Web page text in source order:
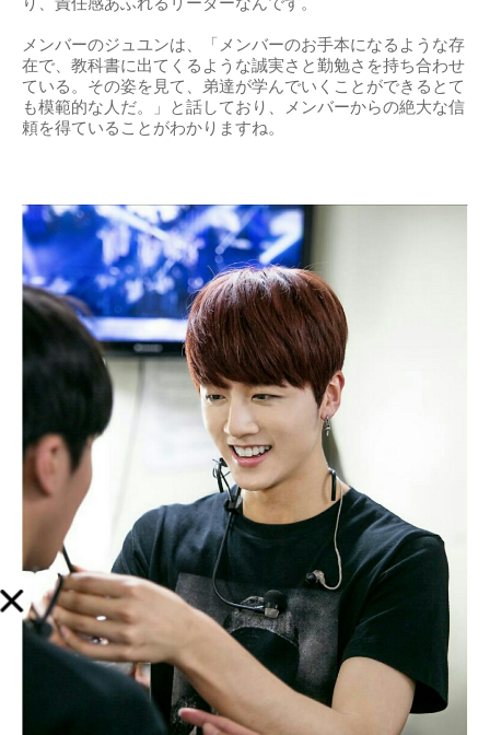
メンバーのジュユンは、「メンバーのお手本になるような存
在で、教科書に出てくるような誠実さと勤勉さを持ち合わせ
ている。その姿を見て、弟達が学んでいくことができるとて
も模範的な人だ。」と話しており、メンバーからの絶大な信
頼を得ていることがわかりますね。